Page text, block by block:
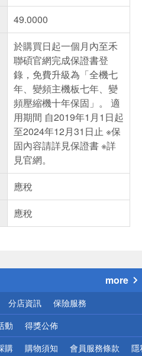
49.0000
於購買日起一個月內至禾
聯碩官網完成保證書登
錄，免費升級為「全機七
年、變頻主機板七年、變
頻壓縮機十年保固」。 適
用期間 自2019年1月1日起
至2024年12月31日止 ※保
固內容請詳見保證書 ※詳
見官網。
應稅
應稅
心！
more
分店資訊 保險服務
動 得獎公佈
購 購物須知 會員服務條款 隱